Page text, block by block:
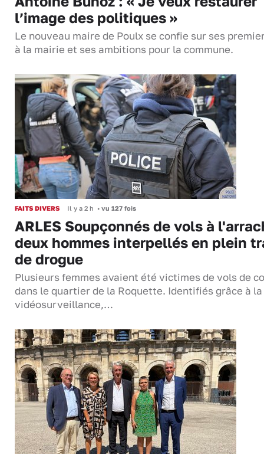
l’image des politiques »
Le nouveau maire de Poulx se confie sur ses
à la mairie et ses ambitions pour la commune.
FAITS DIVERS Il y a 2 h • vu 127 fois
ARLES Soupçonnés de vols à
deux hommes interpellés en plein
de drogue
Plusieurs femmes avaient été victimes de vols de
dans le quartier de la Roquette. Identifiés grâce à la
vidéosurveillance,…